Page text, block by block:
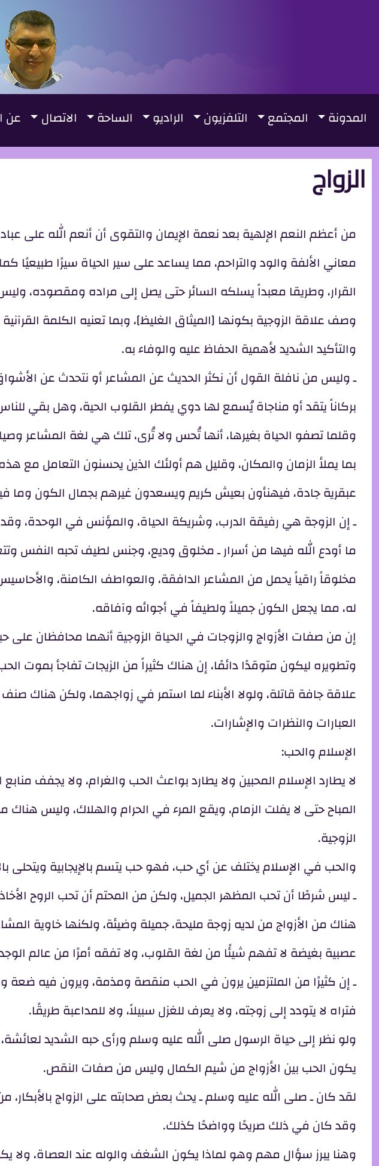
القائمة الرئيسية
المدونة المجتمع التلفزيون الراديو الساحة الاتصال عن
الزواج
من أعظم النعم الإلهية بعد نعمة الإيمان والتقوى أن أنعم الله على
معاني الألفة والود والتراحم، مما يساعد على سير الحياة سيرًا طبيعيًا
القرار، وطريقا معبداً يسلكه السائر حتى يصل إلى مراده ومقصوده،
وصف علاقة الزوجية بكونها [الميثاق الغليظ]، وبما تعنيه الكلمة
والتأكيد الشديد لأهمية الحفاظ عليه والوفاء به.
ـ وليس من نافلة القول أن نكثر الحديث عن المشاعر أو نتحدث عن
بركاناً يتقد أو مناجاة يُسمع لها دوي يفطر القلوب الحية، وهل بقي
وقلما تصفو الحياة بغيرها، أنها تُحس ولا تُرى، تلك هي لغة المشاعر
بما يملأ الزمان والمكان، وقليل هم أولئك الذين يحسنون التعامل مع
عبقرية جادة، فيهنأون بعيش كريم ويسعدون غيرهم بجمال الكون وما
ـ إن الزوجة هي رفيقة الدرب، وشريكة الحياة، والمؤنس في الوحدة،
ما أودع الله فيها من أسرار ـ مخلوق وديع، وجنس لطيف تحبه النفس
مخلوقاً راقياً يحمل من المشاعر الدافقة، والعواطف الكامنة، والأحاسيس
له، مما يجعل الكون جميلاً ولطيفاً في أجوائه وآفاقه.
إن من صفات الأزواج والزوجات في الحياة الزوجية أنهما محافظان على
وتطويره ليكون متوقدًا دائمًا، إن هناك كثيراً من الزيجات تفاجأ بموت
علاقة جافة قاتلة، ولولا الأبناء لما استمر في زواجهما، ولكن هناك
العبارات والنظرات والإشارات.
الإسلام والحب:
لا يطارد الإسلام المحبين ولا يطارد بواعث الحب والغرام، ولا يجفف
المباح حتى لا يفلت الزمام، ويقع المرء في الحرام والهلاك، وليس
الزوجية.
والحب في الإسلام يختلف عن أي حب، فهو حب يتسم بالإيجابية ويتحلى
ـ ليس شرطًا أن تحب المظهر الجميل، ولكن من المحتم أن تحب الروح
هناك من الأزواج من لديه زوجة مليحة، جميلة وضيئة، ولكنها خاوية
عصبية بغيضة لا تفهم شيئًا من لغة القلوب، ولا تفقه أمرًا من عالم
ـ إن كثيرًا من الملتزمين يرون في الحب منقصة ومذمة، ويرون فيه
فتراه لا يتودد إلى زوجته، ولا يعرف للغزل سبيلاً، ولا للمداعبة طريقًا.
ولو نظر إلى حياة الرسول صلى الله عليه وسلم ورأى حبه الشديد
يكون الحب بين الأزواج من شيم الكمال وليس من صفات النقص.
لقد كان ـ صلى الله عليه وسلم ـ يحث بعض صحابته على الزواج بالأبكار،
وقد كان في ذلك صريحًا وواضحًا كذلك.
وهنا يبرز سؤال مهم وهو لماذا يكون الشغف والوله عند العصاة، ولا